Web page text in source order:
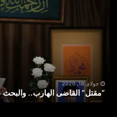
والبحث
جولای 18, 2020
“مقتل” القاضی الهارب..